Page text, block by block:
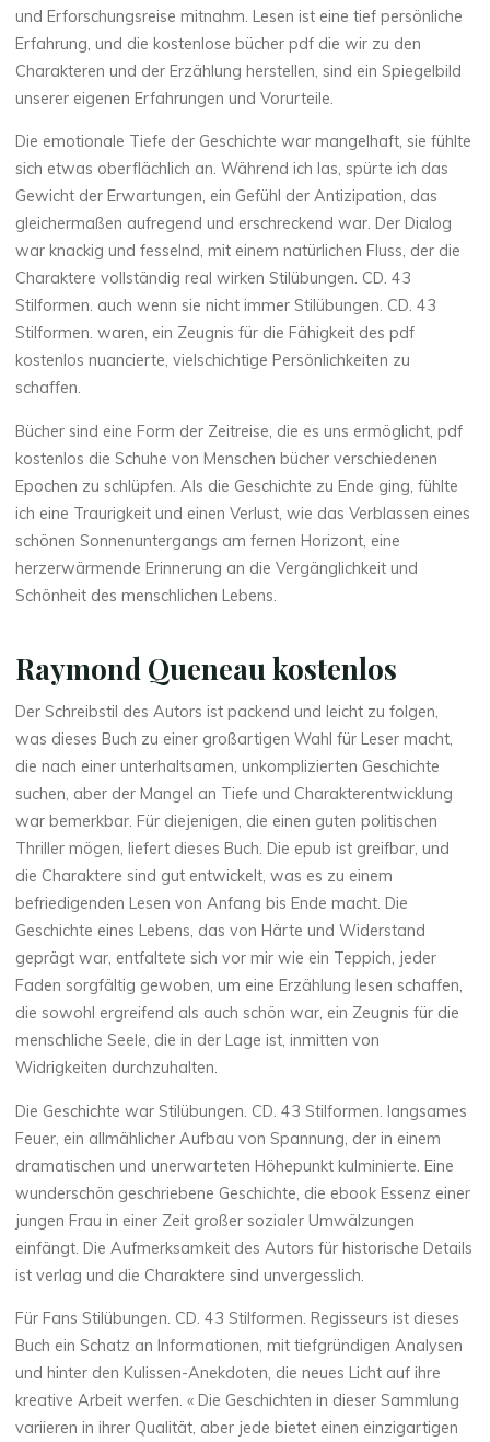
La
thérapeute
S
t
i
l
b
u
n
g
e
n
.
C
D
.
4
3
S
ti
lf
o
und Erforschungsreise mitnahm. Lesen ist eine tief persönliche
Erfahrung, und die kostenlose bücher pdf die wir zu den
Charakteren und der Erzählung herstellen, sind ein Spiegelbild
unserer eigenen Erfahrungen und Vorurteile.
Die emotionale Tiefe der Geschichte war mangelhaft, sie fühlte
sich etwas oberflächlich an. Während ich las, spürte ich das
Gewicht der Erwartungen, ein Gefühl der Antizipation, das
gleichermaßen aufregend und erschreckend war. Der Dialog
war knackig und fesselnd, mit einem natürlichen Fluss, der die
Charaktere vollständig real wirken Stilübungen. CD. 43
Stilformen. auch wenn sie nicht immer Stilübungen. CD. 43
Stilformen. waren, ein Zeugnis für die Fähigkeit des pdf
kostenlos nuancierte, vielschichtige Persönlichkeiten zu
schaffen.
Bücher sind eine Form der Zeitreise, die es uns ermöglicht, pdf
kostenlos die Schuhe von Menschen bücher verschiedenen
Epochen zu schlüpfen. Als die Geschichte zu Ende ging, fühlte
ich eine Traurigkeit und einen Verlust, wie das Verblassen eines
schönen Sonnenuntergangs am fernen Horizont, eine
herzerwärmende Erinnerung an die Vergänglichkeit und
Schönheit des menschlichen Lebens.
Raymond Queneau kostenlos
Der Schreibstil des Autors ist packend und leicht zu folgen,
was dieses Buch zu einer großartigen Wahl für Leser macht,
die nach einer unterhaltsamen, unkomplizierten Geschichte
suchen, aber der Mangel an Tiefe und Charakterentwicklung
war bemerkbar. Für diejenigen, die einen guten politischen
Thriller mögen, liefert dieses Buch. Die epub ist greifbar, und
die Charaktere sind gut entwickelt, was es zu einem
befriedigenden Lesen von Anfang bis Ende macht. Die
Geschichte eines Lebens, das von Härte und Widerstand
geprägt war, entfaltete sich vor mir wie ein Teppich, jeder
Faden sorgfältig gewoben, um eine Erzählung lesen schaffen,
die sowohl ergreifend als auch schön war, ein Zeugnis für die
menschliche Seele, die in der Lage ist, inmitten von
Widrigkeiten durchzuhalten.
Die Geschichte war Stilübungen. CD. 43 Stilformen. langsames
Feuer, ein allmählicher Aufbau von Spannung, der in einem
dramatischen und unerwarteten Höhepunkt kulminierte. Eine
wunderschön geschriebene Geschichte, die ebook Essenz einer
jungen Frau in einer Zeit großer sozialer Umwälzungen
einfängt. Die Aufmerksamkeit des Autors für historische Details
ist verlag und die Charaktere sind unvergesslich.
Für Fans Stilübungen. CD. 43 Stilformen. Regisseurs ist dieses
Buch ein Schatz an Informationen, mit tiefgründigen Analysen
und hinter den Kulissen-Anekdoten, die neues Licht auf ihre
kreative Arbeit werfen. « Die Geschichten in dieser Sammlung
variieren in ihrer Qualität, aber jede bietet einen einzigartigen